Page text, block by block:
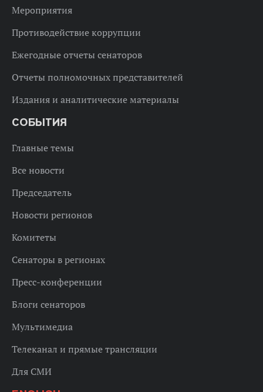
Мероприятия
Противодействие коррупции
Ежегодные отчеты сенаторов
Отчеты полномочных представителей
Издания и аналитические материалы
СОБЫТИЯ
Главные темы
Все новости
Председатель
Новости регионов
Комитеты
Сенаторы в регионах
Пресс-конференции
Блоги сенаторов
Мультимедиа
Телеканал и прямые трансляции
Для СМИ